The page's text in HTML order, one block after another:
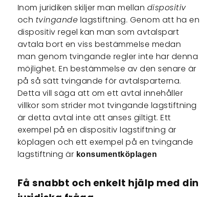
Inom juridiken skiljer man mellan dispositiv
och tvingande lagstiftning. Genom att ha en
dispositiv regel kan man som avtalspart
avtala bort en viss bestämmelse medan
man genom tvingande regler inte har denna
möjlighet. En bestämmelse av den senare är
på så sätt tvingande för avtalsparterna.
Detta vill säga att om ett avtal innehåller
villkor som strider mot tvingande lagstiftning
är detta avtal inte att anses giltigt. Ett
exempel på en dispositiv lagstiftning är
köplagen och ett exempel på en tvingande
lagstiftning är konsumentköplagen
Få snabbt och enkelt hjälp med din